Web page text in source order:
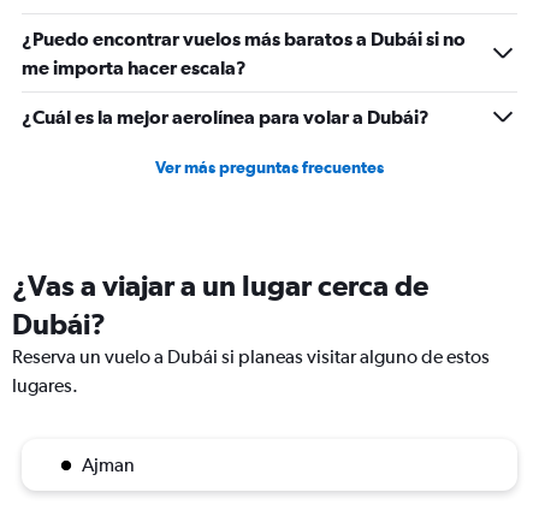
¿Puedo encontrar vuelos más baratos a Dubái si no
me importa hacer escala?
¿Cuál es la mejor aerolínea para volar a Dubái?
Ver más preguntas frecuentes
¿Vas a viajar a un lugar cerca de
Dubái?
Reserva un vuelo a Dubái si planeas visitar alguno de estos
lugares.
Ajman